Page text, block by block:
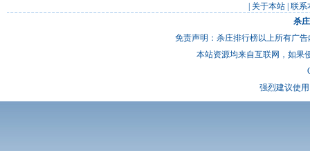
关于本站 联系
杀
免责声明：杀庄排行榜以上所有广
本站资源均来自互联网，如果
强烈建议使